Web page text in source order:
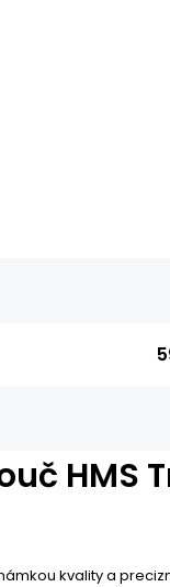
HMS
kvality a